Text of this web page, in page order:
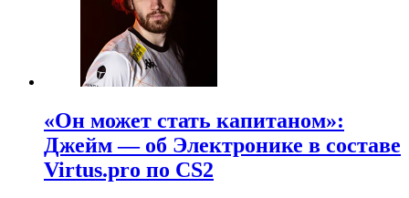
«Он может стать капитаном»:
Джейм — об Электронике в составе
Virtus.pro по CS2